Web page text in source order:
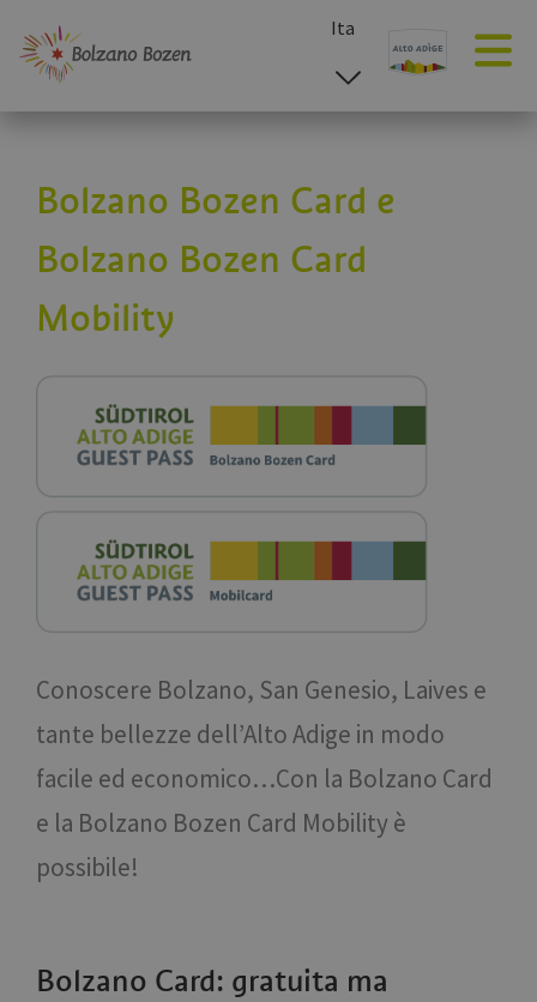
Ita
esp
deu
Bolzano Bozen Card e
Bolzano Bozen Card
Mobility
Conoscere Bolzano, San Genesio, Laives e
tante bellezze dell’Alto Adige in modo
facile ed economico…Con la Bolzano Card
e la Bolzano Bozen Card Mobility è
possibile!
Bolzano Card: gratuita ma